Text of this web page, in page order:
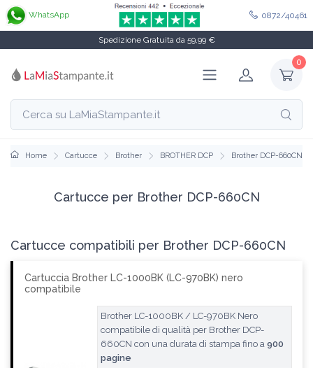
WhatsApp 0872/40461
Spedizione Gratuita da 59,99 €
0
Home Cartucce Brother BROTHER DCP Brother DCP-660CN
Cartucce per Brother DCP-660CN
Cartucce compatibili per Brother DCP-660CN
Cartuccia Brother LC-1000BK (LC-970BK) nero
compatibile
Brother LC-1000BK / LC-970BK Nero
compatibile di qualità per Brother DCP-
660CN con una durata di stampa fino a 900
pagine